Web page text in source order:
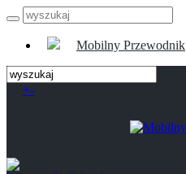
Mobilny Przewodnik
+-